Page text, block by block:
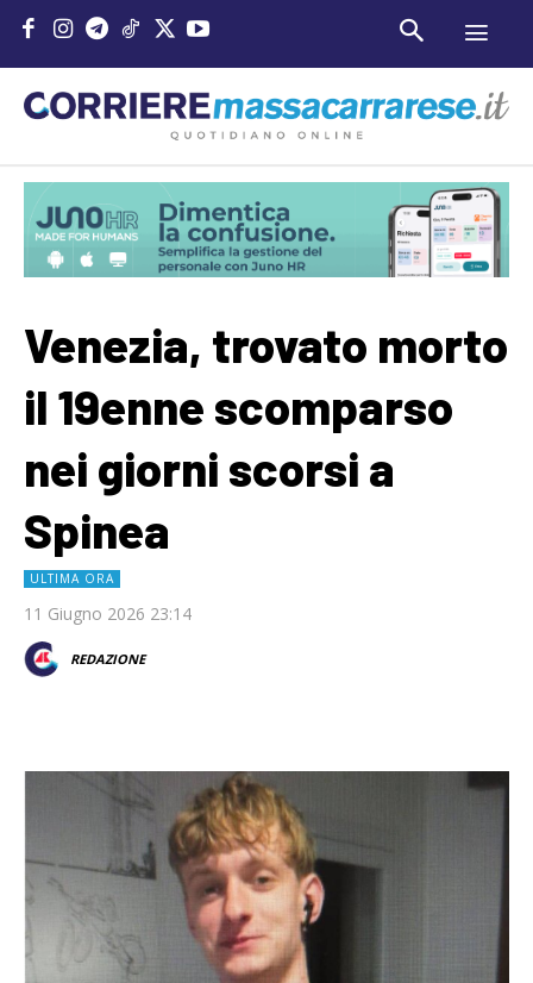
Venezia, trovato morto
il 19enne scomparso
nei giorni scorsi a
Spinea
ULTIMA ORA
11 Giugno 2026 23:14
REDAZIONE